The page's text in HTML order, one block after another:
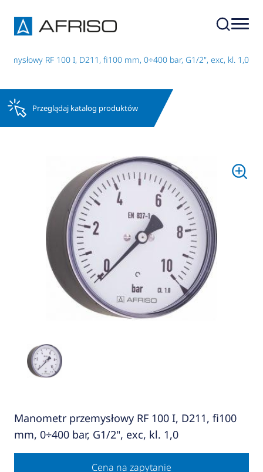
RF 100 I, D211, fi100 mm, 0÷400 bar, G1/2", exc, kl. 1,0
Przeglądaj katalog produktów
Manometr przemysłowy RF 100 I, D211, fi100
mm, 0÷400 bar, G1/2", exc, kl. 1,0
Cena na zapytanie